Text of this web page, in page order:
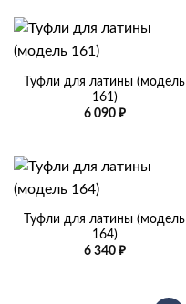
Туфли для латины (модель
161)
6 090 ₽
Туфли для латины (модель
164)
6 340 ₽